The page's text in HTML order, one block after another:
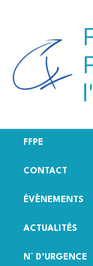
FFPE
CONTACT
ÉVÈNEMENTS
ACTUALITÉS
N° D’URGENCE